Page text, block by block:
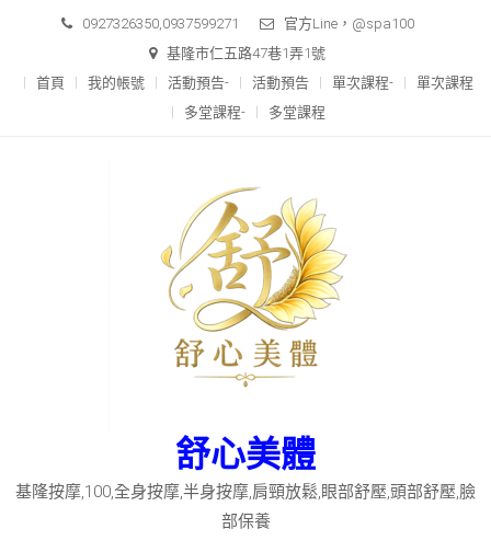
content
0927326350,0937599271
官方Line，@spa100
基隆市仁五路47巷1弄1號
首頁
我的帳號 活動預告- 活動預告 單次課程-
單次課程
多堂課程-
多堂課程
舒心美體
基隆按摩,100,全身按摩,半身按摩,肩頸放鬆,眼部舒壓,頭部舒壓,臉
部保養